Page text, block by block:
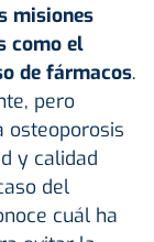
misiones
como el
de fármacos.
pero
osteoporosis
y calidad
del
cuál ha